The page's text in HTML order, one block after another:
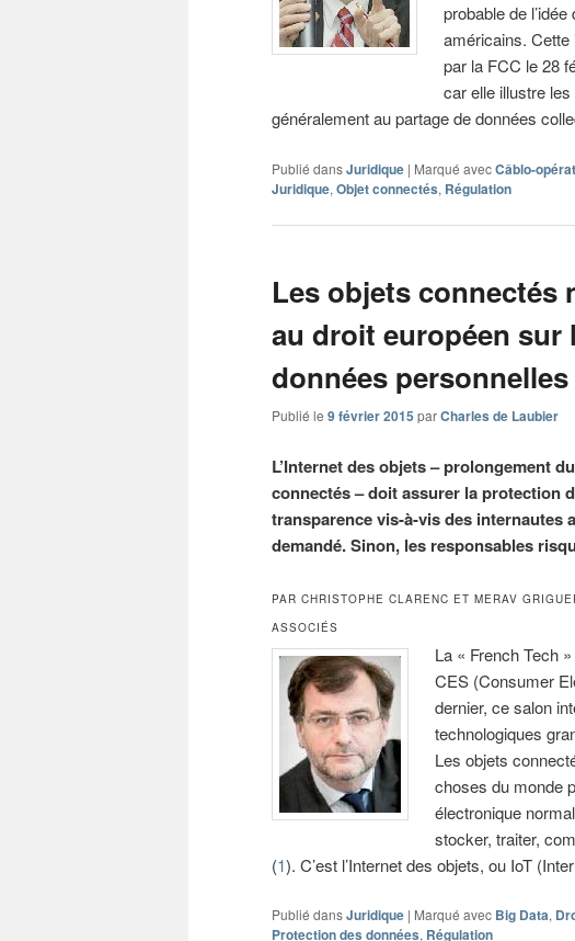
probable de
américains. Cette
par la FCC le 28
car elle illustre
généralement au partage de données
Publié dansJuridique | Marqué avecCâblo-
Juridique, Objet connectés, Régulation
Les objets connectés
au droit européen
données personnelles
Publié le 9 février 2015 parCharles de Laubier
L’Internet des objets – prolongement
connectés – doit assurer la protection
transparence vis-à-vis des internautes
demandé. Sinon, les responsables
PAR CHRISTOPHE CLARENC ET MERAV
ASSOCIÉS
La « French Tech
CES (Consumer
dernier, ce salon
technologiques
Les objets
choses du monde
électronique
stocker, traiter,
(1). C’est l’Internet des objets, ou IoT
Publié dansJuridique | Marqué avec Big Data,
Protection des données, Régulation